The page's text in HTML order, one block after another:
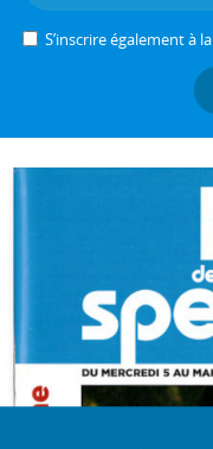
S’inscrire également à la